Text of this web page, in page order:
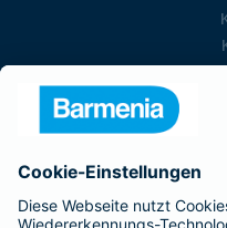
Barmenia ist